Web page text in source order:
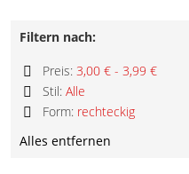
Filtern nach:
Preis: 3,00 € - 3,99 €
Diesen
Artikel
entfernen
Stil: Alle
Diesen
entfernen
Form: rechteckig
Artikel
Alles entfernen